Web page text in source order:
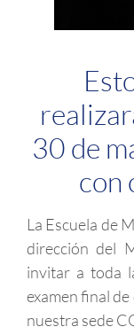
30 de
con
La Escuela de
dirección del
invitar a toda
examen final
nuestra sede